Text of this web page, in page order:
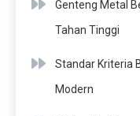
Genteng Metal
Tahan Tinggi
Standar Kriteria
Modern